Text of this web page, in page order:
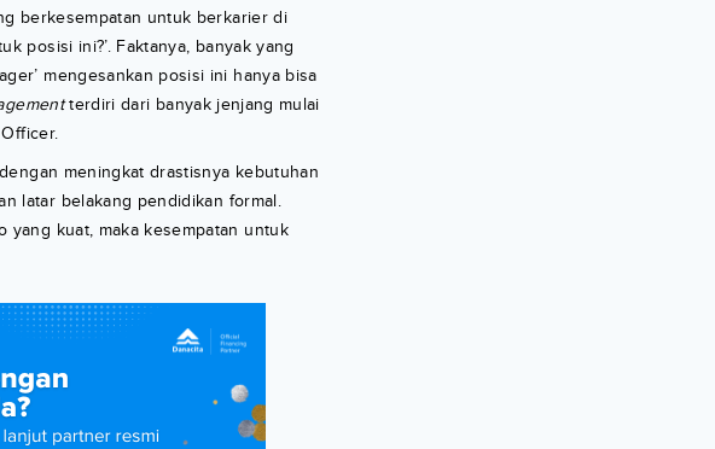
berkesempatan untuk berkarier di
posisi ini?’. Faktanya, banyak yang
mengesankan posisi ini hanya bisa
terdiri dari banyak jenjang mulai
meningkat drastisnya kebutuhan
latar belakang pendidikan formal.
yang kuat, maka kesempatan untuk